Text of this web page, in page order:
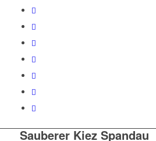
Sauberer Kiez Spandau